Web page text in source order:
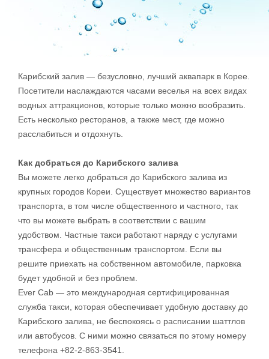
Карибский залив — безусловно, лучший аквапарк в Корее.
Посетители наслаждаются часами веселья на всех видах
водных аттракционов, которые только можно вообразить.
Есть несколько ресторанов, а также мест, где можно
расслабиться и отдохнуть.
Как добраться до Карибского залива
Вы можете легко добраться до Карибского залива из
крупных городов Кореи. Существует множество вариантов
транспорта, в том числе общественного и частного, так
что вы можете выбрать в соответствии с вашим
удобством. Частные такси работают наряду с услугами
трансфера и общественным транспортом. Если вы
решите приехать на собственном автомобиле, парковка
будет удобной и без проблем.
Ever Cab — это международная сертифицированная
служба такси, которая обеспечивает удобную доставку до
Карибского залива, не беспокоясь о расписании шаттлов
или автобусов. С ними можно связаться по этому номеру
телефона +82-2-863-3541.